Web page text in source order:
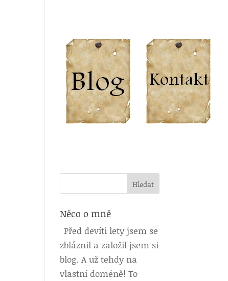
Něco o mně
Před devíti lety jsem se
zbláznil a založil jsem si
blog. A už tehdy na
vlastní doméně! To